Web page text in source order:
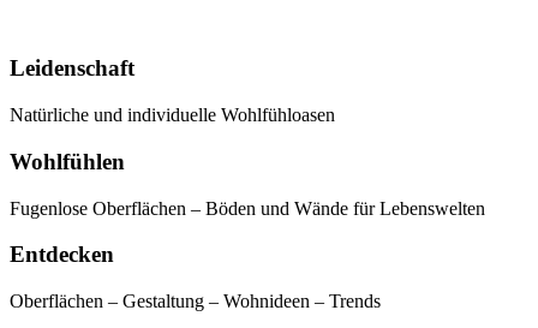
Leidenschaft
Natürliche und individuelle Wohlfühloasen
Wohlfühlen
Fugenlose Oberflächen – Böden und Wände für Lebenswelten
Entdecken
Oberflächen – Gestaltung – Wohnideen – Trends